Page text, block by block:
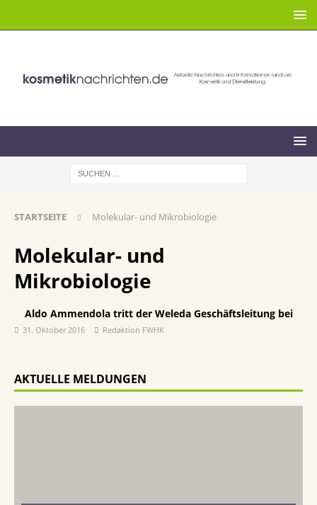
STARTSEITE Molekular- und Mikrobiologie
Molekular- und
Mikrobiologie
Aldo Ammendola tritt der Weleda Geschäftsleitung bei
31. Oktober 2016 Redaktion FWHK
AKTUELLE MELDUNGEN